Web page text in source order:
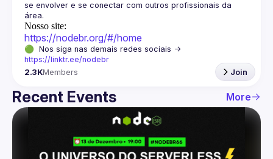
se envolver e se conectar com outros profissionais da
Nosso site:
https://nodebr.org/#/home
https://linktr.ee/nodebr
2.3KMembers Join
Recent Events More